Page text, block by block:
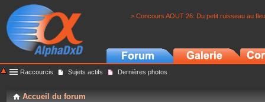
> Concours AOUT 26: Du petit ruisseau au
Raccourcis Sujets actifs Dernières photos
Accueil du forum